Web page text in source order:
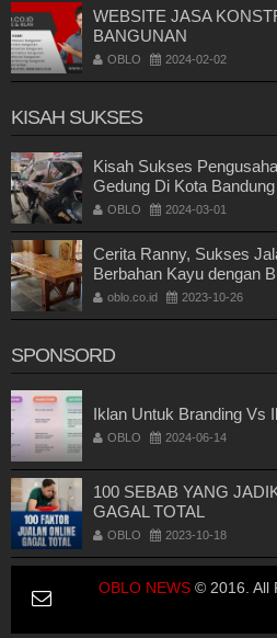
WEBSITE JASA
BANGUNAN
OBLO 2024-02-02
KISAH SUKSES
Kisah Sukses
Gedung Di Kota
OBLO 2024-03-01
Cerita Ranny, Sukses
Berbahan Kayu dengan
oblo.co.id 2023-10-26
SPONSORD
Iklan Untuk Branding Vs
OBLO 2024-06-14
100 SEBAB YANG
GAGAL TOTAL
OBLO 2023-10-18
OBLO NEWS© 2016. All